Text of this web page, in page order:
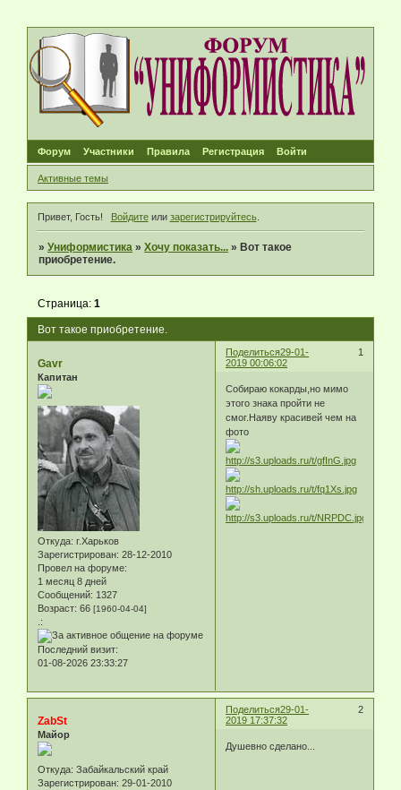
Форум Участники Правила Регистрация Войти
Активные темы
Привет, Гость! Войдитеили зарегистрируйтесь.
»Униформистика »Хочу показать... » Вот такое
приобретение.
Вот такое приобретение.
Страница:1
Поделиться 1
29-01-
2019 00:06:02
Gavr
Капитан
Откуда: г.Харьков
Зарегистрирован: 28-12-2010
Провел на форуме:
1 месяц 8 дней
Сообщений: 1327
Возраст: 66 [1960-04-04]
.:
Последний визит:
01-08-2026 23:33:27
Собираю кокарды,но мимо
этого знака пройти не
смог.Наяву красивей чем на
фото
Поделиться 2
29-01-
2019 17:37:32
ZabSt
Майор
Откуда: Забайкальский край
Зарегистрирован: 29-01-2010
Душевно сделано...